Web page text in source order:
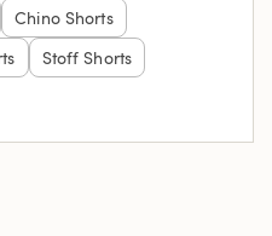
Chino Shorts
Stoff Shorts